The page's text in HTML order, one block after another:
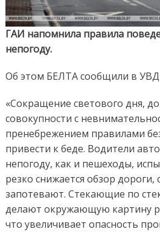
ГАИ напомнила правила
непогоду.
Об этом БЕЛТА сообщили в
«Сокращение светового дня,
совокупности с
пренебрежением правилами
привести к беде. Водители
непогоду, как и пешеходы,
резко снижается обзор дороги,
запотевают. Стекающие по
делают окружающую картину
что увеличивает опасность